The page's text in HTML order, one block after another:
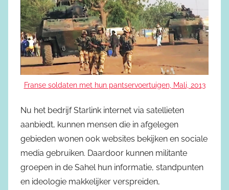
Franse soldaten met hun pantservoertuigen, Mali, 2013
Nu het bedrijf Starlink internet via satellieten
aanbiedt, kunnen mensen die in afgelegen
gebieden wonen ook websites bekijken en sociale
media gebruiken. Daardoor kunnen militante
groepen in de Sahel hun informatie, standpunten
en ideologie makkelijker verspreiden,